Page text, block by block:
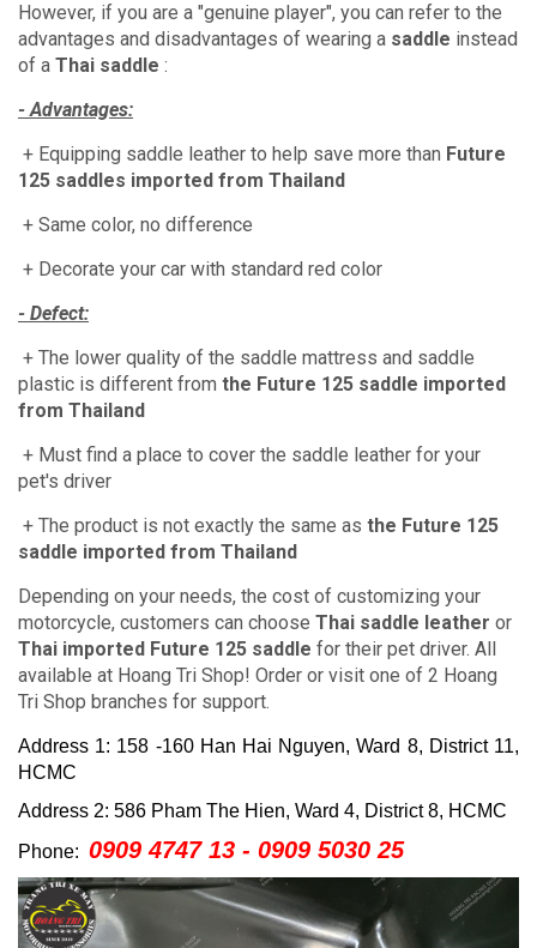
However, if you are a "genuine player", you can refer to the
advantages and disadvantages of wearing a saddle instead
of a Thai saddle :
- Advantages:
+ Equipping saddle leather to help save more than Future
125 saddles imported from Thailand
+ Same color, no difference
+ Decorate your car with standard red color
- Defect:
+ The lower quality of the saddle mattress and saddle
plastic is different from the Future 125 saddle imported
from Thailand
+ Must find a place to cover the saddle leather for your
pet's driver
+ The product is not exactly the same as the Future 125
saddle imported from Thailand
Depending on your needs, the cost of customizing your
motorcycle, customers can choose Thai saddle leather or
Thai imported Future 125 saddle for their pet driver. All
available at Hoang Tri Shop! Order or visit one of 2 Hoang
Tri Shop branches for support.
Address 1: 158 -160 Han Hai Nguyen, Ward 8, District 11,
HCMC
Address 2: 586 Pham The Hien, Ward 4, District 8, HCMC
Phone: 0909 4747 13 - 0909 5030 25